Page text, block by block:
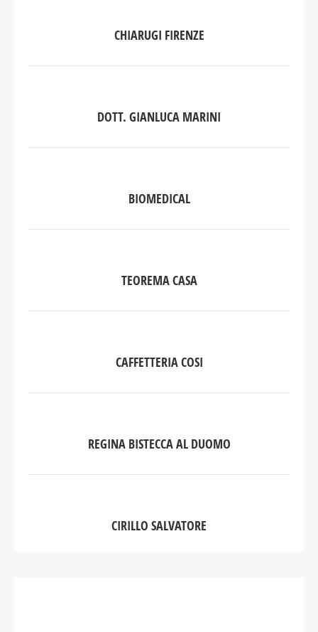
CHIARUGI FIRENZE
DOTT. GIANLUCA MARINI
BIOMEDICAL
TEOREMA CASA
CAFFETTERIA COSI
REGINA BISTECCA AL DUOMO
CIRILLO SALVATORE